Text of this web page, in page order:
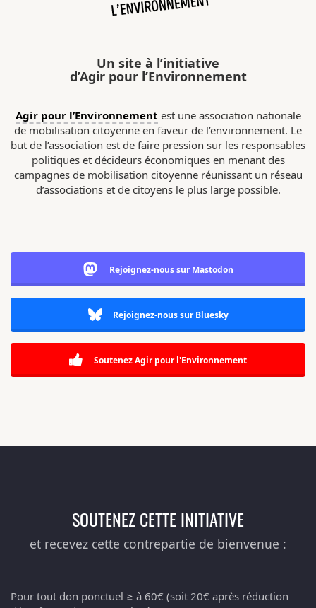
Un site à l’initiative
d’Agir pour l’Environnement
Agir pour l’Environnement est une association nationale
de mobilisation citoyenne en faveur de l’environnement. Le
but de l’association est de faire pression sur les responsables
politiques et décideurs économiques en menant des
campagnes de mobilisation citoyenne réunissant un réseau
d’associations et de citoyens le plus large possible.
Rejoignez-nous sur Mastodon
Rejoignez-nous sur Bluesky
Soutenez Agir pour l'Environnement
SOUTENEZ CETTE INITIATIVE
et recevez cette contrepartie de bienvenue :
Pour tout don ponctuel ≥ à 60€ (soit 20€ après réduction